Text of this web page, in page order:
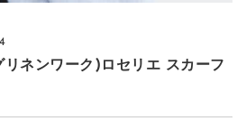
ネンワーク)ロセリエ スカーフ